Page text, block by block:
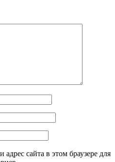
сайта в этом браузере для